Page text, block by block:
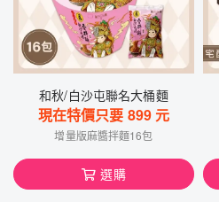
和秋/白沙屯聯名大桶麵
現在特價只要 899 元
增量版麻醬拌麵16包
選購